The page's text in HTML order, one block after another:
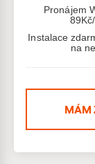
Pronájem
Instalace
na
MÁM